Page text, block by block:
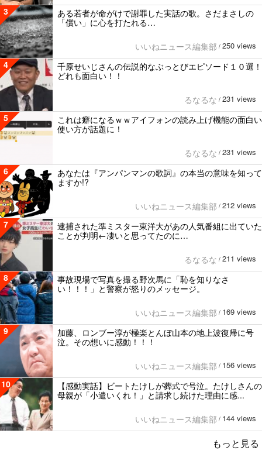
3
ある若者が命がけで謝罪した実話の歌。さだまさしの
「償い」に心を打たれる…
いいねニュース編集部 / 250 views
4
千原せいじさんの伝説的なぶっとびエピソード１０選！
どれも面白い！！
るなるな / 231 views
5
これは癖になるｗｗアイフォンの読み上げ機能の面白い
使い方が話題に！
るなるな / 231 views
6
あなたは『アンパンマンの歌詞』の本当の意味を知って
ますか!?
いいねニュース編集部 / 212 views
7
逮捕された準ミスター東洋大があの人気番組に出ていた
ことが判明←凄いと思ってたのに…
るなるな / 211 views
8
事故現場で写真を撮る野次馬に「恥を知りなさ
い！！！」と警察が怒りのメッセージ。
いいねニュース編集部 / 169 views
9
加藤、ロンブー淳が極楽とんぼ山本の地上波復帰に号
泣。その想いに感動！！！
いいねニュース編集部 / 156 views
10
【感動実話】ビートたけしが葬式で号泣。たけしさんの
母親が「小遣いくれ！」と請求し続けた理由に感...
いいねニュース編集部 / 144 views
もっと見る